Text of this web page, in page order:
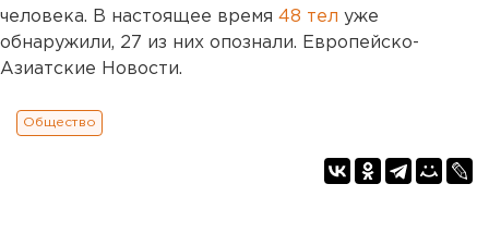
человека. В настоящее время 48 тел уже
обнаружили, 27 из них опознали. Европейско-
Азиатские Новости.
Общество